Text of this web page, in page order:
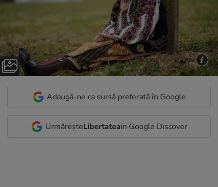
Adaugă-ne ca sursă preferată în Google
UrmăreșteLibertateain Google Discover